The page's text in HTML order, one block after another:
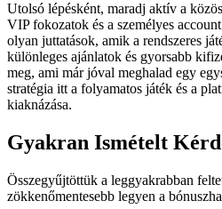
Utolsó lépésként, maradj aktív a
VIP fokozatok és a személyes
olyan juttatások, amik a rendszeres
különleges ajánlatok és gyorsabb
meg, ami már jóval meghalad egy
stratégia itt a folyamatos játék és a
kiaknázása.
Gyakran Ismételt
Összegyűjtöttük a leggyakrabban
zökkenőmentesebb legyen a